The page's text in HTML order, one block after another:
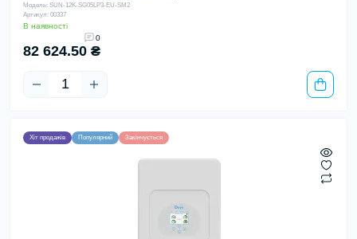
Модель: SUN-12K-SG05LP3-EU-SM2
Артикул: 00337
В наявності
0
82 624.50 ₴
Хіт продажів Популярний Закінчується